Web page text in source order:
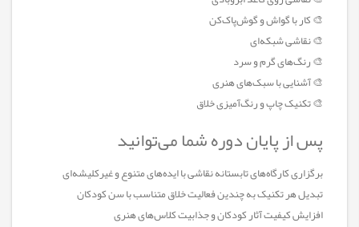
🎨 کار با گواش و گوش‌پاک‌کن
🎨 نقاشی شبکه‌ای
🎨 رنگ‌های گرم و سرد
🎨 آشنایی با سبک‌های هنری
🎨 تکنیک چاپ و رنگ‌آمیزی خلاق
پس از پایان دوره شما می‌توانید
برگزاری کارگاه‌های تابستانه نقاشی با ایده‌های متنوع و غیرکلیشه‌ای
تبدیل هر تکنیک به چندین فعالیت خلاق متناسب با سن کودکان
افزایش کیفیت آثار کودکان و جذابیت کلاس‌های هنری